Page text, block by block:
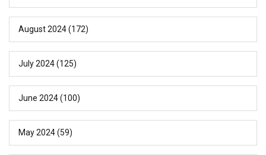
August 2024(172)
July 2024(125)
June 2024(100)
May 2024(59)